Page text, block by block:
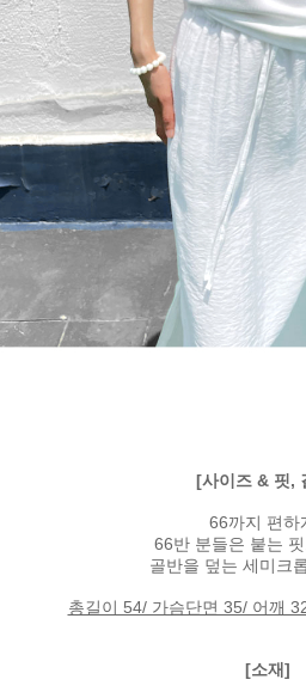
[사이즈 & 핏,
66까지 편하
66반 분들은 붙는
골반을 덮는 세미크
총길이 54/ 가슴단면 35/ 어깨
[소재]